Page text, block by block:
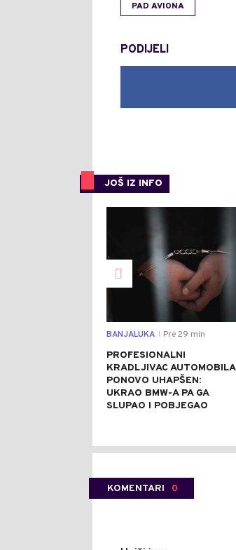
PAD AVIONA
PODIJELI
JOŠ IZ INFO
BANJALUKA Pre 29 min
PROFESIONALNI
KRADLJIVAC AUTOMOBILA
PONOVO UHAPŠEN:
UKRAO BMW-A PA GA
SLUPAO I POBJEGAO
KOMENTARI 0